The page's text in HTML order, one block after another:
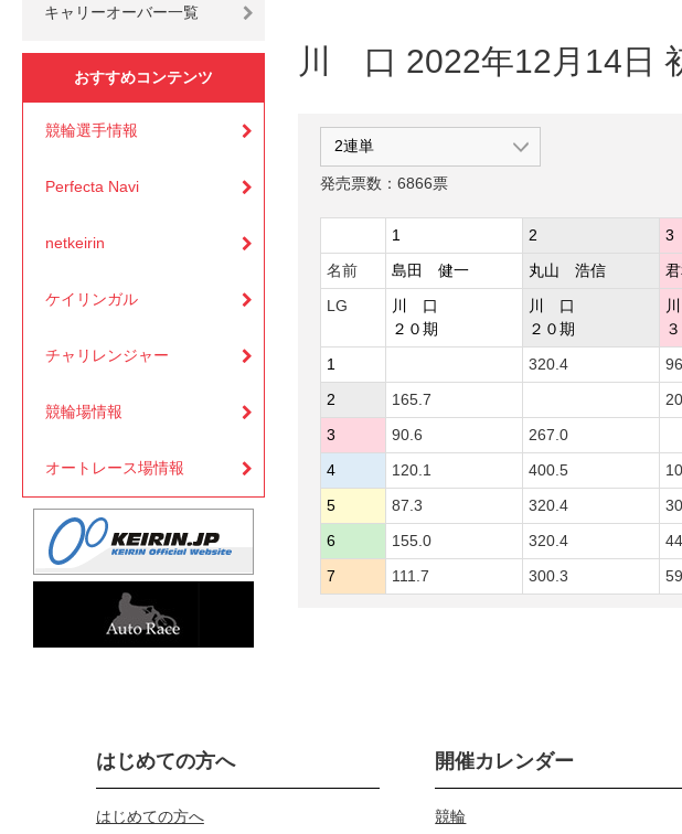
キャリーオーバー一覧
おすすめコンテンツ
競輪選手情報
Perfecta Navi
netkeirin
ケイリンガル
チャリレンジャー
競輪場情報
オートレース場情報
川 口 2022年12月14日
発売票数：6866票
1 2 3
名前
島田 健一 丸山 浩信
LG
川 口
２０期
川 口
２０期
1 320.4
2
165.7
3
90.6 267.0
4
120.1 400.5
5
87.3 320.4
6
155.0 320.4
7
111.7 300.3
はじめての方へ
はじめての方へ
開催カレンダー
競輪